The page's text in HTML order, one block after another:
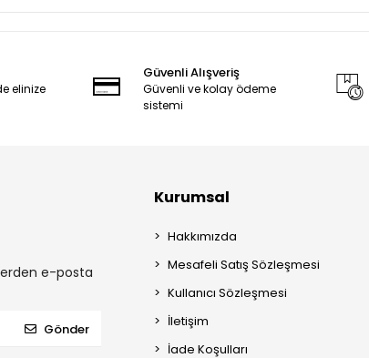
elinize
Güvenli Alışveriş
Güvenli ve kolay ödeme
sistemi
e-posta
Gönder
Kurumsal
Hakkımızda
Mesafeli Satış Sözleşmesi
Kullanıcı Sözleşmesi
İletişim
İade Koşulları